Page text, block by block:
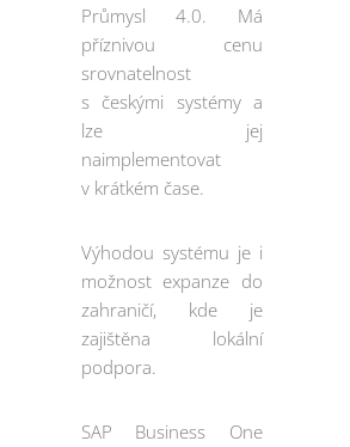
Průmysl 4.0. Má
příznivou cenu
srovnatelnost
s českými systémy a
lze jej
naimplementovat
v krátkém čase.
Výhodou systému je i
možnost expanze do
zahraničí, kde je
zajištěna lokální
podpora.
SAP Business One